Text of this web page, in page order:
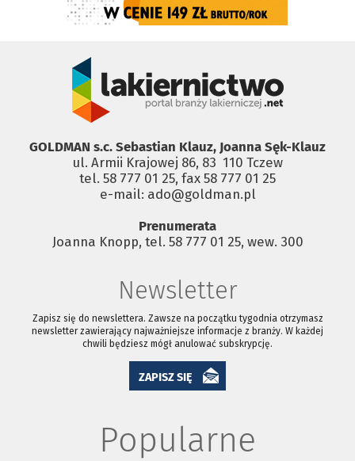
GOLDMAN s.c. Sebastian Klauz, Joanna Sęk-Klauz
ul. Armii Krajowej 86, 83 ­ 110 Tczew
tel. 58 777 01 25, fax 58 777 01 25
e-mail: ado@goldman.pl
Prenumerata
Joanna Knopp, tel. 58 777 01 25, wew. 300
Newsletter
Zapisz się do newslettera. Zawsze na początku tygodnia otrzymasz
newsletter zawierający najważniejsze informacje z branży. W każdej
chwili będziesz mógł anulować subskrypcję.
ZAPISZ SIĘ
Popularne